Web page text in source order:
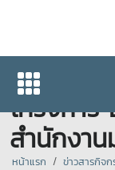
กองเทคโ
โครงกา
สำนักงา
หน้าแรก ข่าวสารกิจก